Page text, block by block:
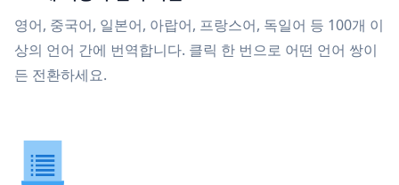
영어, 중국어, 일본어, 아랍어, 프랑스어, 독일어 등 100개 이
상의 언어 간에 번역합니다. 클릭 한 번으로 어떤 언어 쌍이
든 전환하세요.